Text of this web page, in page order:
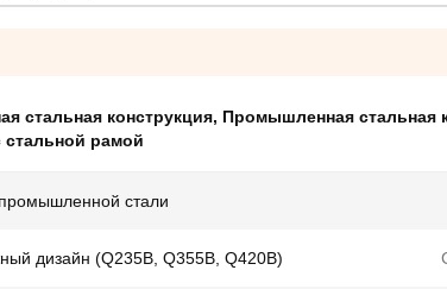
стальная конструкция, Промышленная стальная
рамой
стали
дизайн (Q235B, Q355B, Q420B)